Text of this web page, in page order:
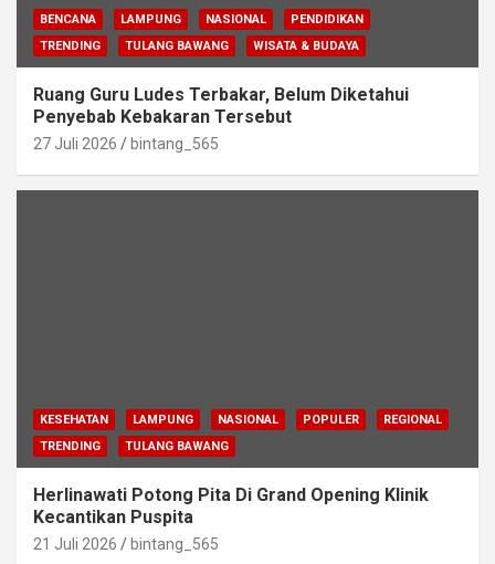
BENCANA LAMPUNG NASIONAL
PENDIDIKAN
TRENDING
TULANG BAWANG WISATA & BUDAYA
Ruang Guru Ludes Terbakar, Belum Diketahui
Penyebab Kebakaran Tersebut
27 Juli 2026 bintang_565
KESEHATAN LAMPUNG NASIONAL POPULER
REGIONAL
TRENDING
TULANG BAWANG
Herlinawati Potong Pita Di Grand Opening Klinik
Kecantikan Puspita
21 Juli 2026 bintang_565